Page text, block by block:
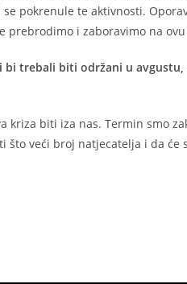
pokrenule te aktivnosti.
prebrodimo i zaboravimo na
bi trebali biti održani u
kriza biti iza nas. Termin smo
što veći broj natjecatelja i da će